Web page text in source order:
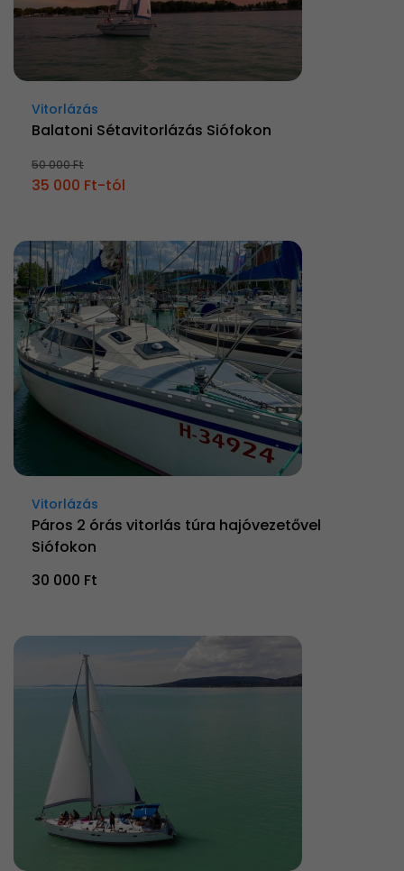
Vitorlázás
Balatoni Sétavitorlázás Siófokon
50 000 Ft
35 000 Ft-tól
Vitorlázás
Páros 2 órás vitorlás túra hajóvezetővel
Siófokon
30 000 Ft